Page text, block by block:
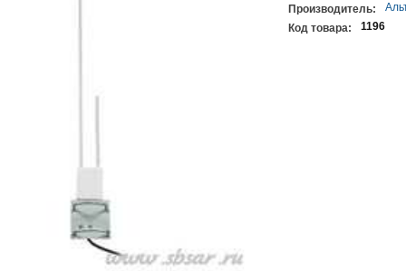
Производитель:
Код товара:
1196